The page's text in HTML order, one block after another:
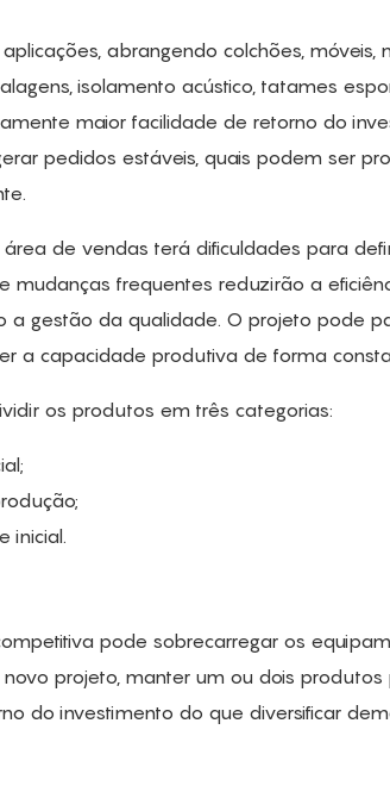
abrangendo colchões, móveis,
isolamento acústico, tatames
maior facilidade de retorno do
pedidos estáveis, quais podem ser
de vendas terá dificuldades para
mudanças frequentes reduzirão a
a gestão da qualidade. O projeto pode
a capacidade produtiva de forma
os produtos em três categorias:
inicial.
pode sobrecarregar os
projeto, manter um ou dois produtos
do investimento do que diversificar